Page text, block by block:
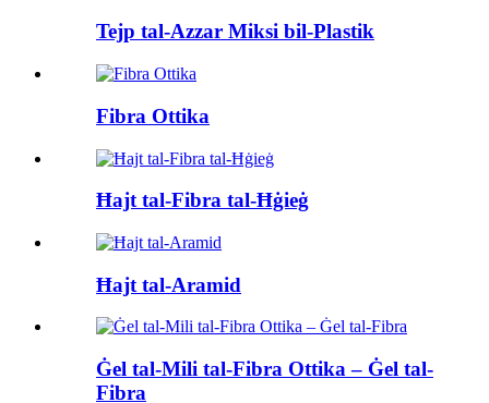
Tejp tal-Azzar Miksi bil-Plastik
Fibra Ottika
Ħajt tal-Fibra tal-Ħġieġ
Ħajt tal-Aramid
Ġel tal-Mili tal-Fibra Ottika – Ġel tal-
Fibra